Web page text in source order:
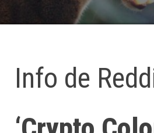
Info de